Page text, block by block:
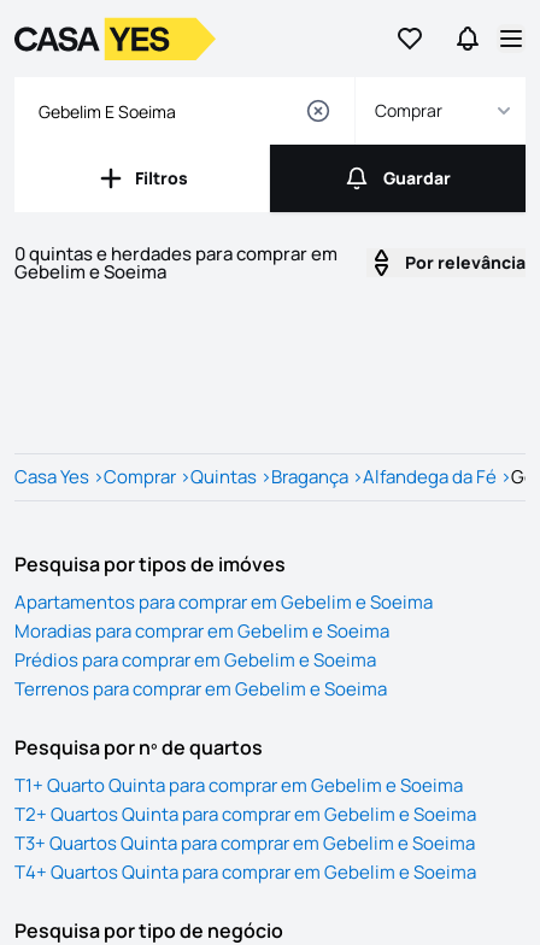
Ir para osIr para
LogoIr para a homepage
Comprar
Filtros
Filtros Guardar
Guardar
0 quintas e herdades para comprar em
Gebelim e Soeima Por relevância
Casa Yes >Comprar >Quintas >Bragança >Alfandega da Fé >
Pesquisa por tipos de imóves
Apartamentos para comprar em Gebelim e Soeima
Moradias para comprar em Gebelim e Soeima
Prédios para comprar em Gebelim e Soeima
Terrenos para comprar em Gebelim e Soeima
Pesquisa por nº de quartos
T1+ Quarto Quinta para comprar em Gebelim e Soeima
T2+ Quartos Quinta para comprar em Gebelim e Soeima
T3+ Quartos Quinta para comprar em Gebelim e Soeima
T4+ Quartos Quinta para comprar em Gebelim e Soeima
Pesquisa por tipo de negócio